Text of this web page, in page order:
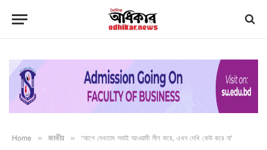
Home » জাতীয় » ‘আগে দেখতাম সবাই আওয়ামী লীগ করে, এখন দেখি কেউ করে না’